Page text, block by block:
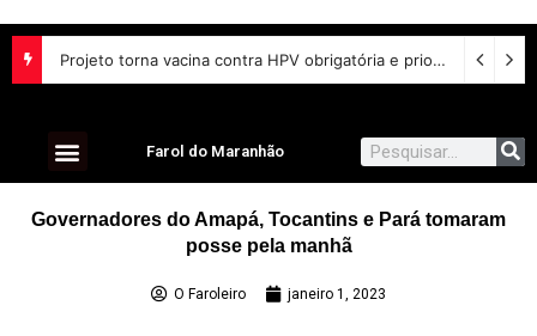
Projeto torna vacina contra HPV obrigatória e prioriza testes moleculares para câncer de colo do útero
Farol do Maranhão
Governadores do Amapá, Tocantins e Pará tomaram
posse pela manhã
O Faroleiro janeiro 1, 2023